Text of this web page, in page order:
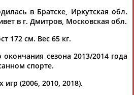
Мария
АБАКУМОВА
Юлия
АБАЛАКИНА
Рамазан
АБАЧАРАЕВ
АБАШИДЗЕ
в Братске, Иркутская обл.
в г. Дмитров, Московская обл.
172 см. Вес 65 кг.
окончания сезона 2013/2014 года
спорте.
(2006, 2010, 2018).